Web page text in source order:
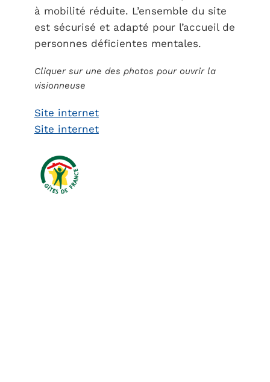
à mobilité réduite. L’ensemble du site
est sécurisé et adapté pour l’accueil de
personnes déficientes mentales.
Cliquer sur une des photos pour ouvrir la
visionneuse
Site internet
Site internet